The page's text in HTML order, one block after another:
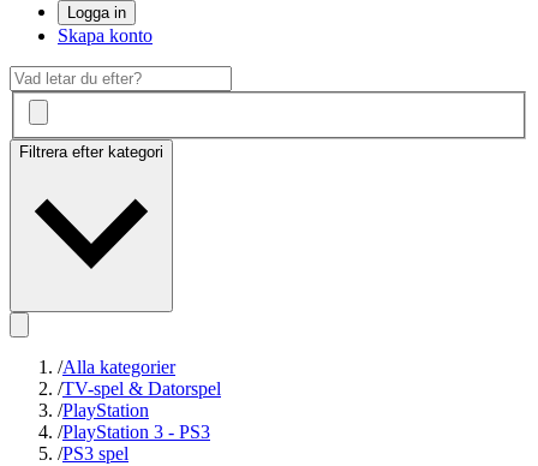
Logga in
Skapa konto
Filtrera efter kategori
/Alla kategorier
/TV-spel & Datorspel
/PlayStation
/PlayStation 3 - PS3
/PS3 spel